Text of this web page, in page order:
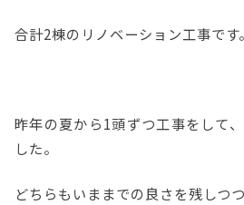
合計2棟のリノベーション工事です。
昨年の夏から1頭ずつ工事をして
した。
どちらもいままでの良さを残しつつ